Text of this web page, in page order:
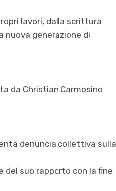
lavori, dalla scrittura
nuova generazione di
da Christian Carmosino
denuncia collettiva sulla
del suo rapporto con la fine